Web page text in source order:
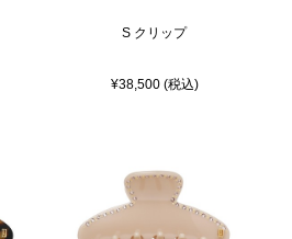
S クリップ
¥38,500 (税込)